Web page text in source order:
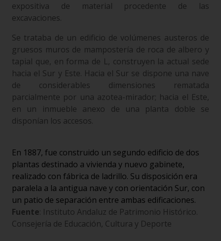
expositiva de material procedente de las
excavaciones.
Se trataba de un edificio de volúmenes austeros de
gruesos muros de mampostería de roca de albero y
tapial que, en forma de L, construyen la actual sede
hacia el Sur y Este. Hacia el Sur se dispone una nave
de considerables dimensiones rematada
parcialmente por una azotea-mirador; hacia el Este,
en un inmueble anexo de una planta doble se
disponían los accesos.
En 1887, fue construido un segundo edificio de dos
plantas destinado a vivienda y nuevo gabinete,
realizado con fábrica de ladrillo. Su disposición era
paralela a la antigua nave y con orientación Sur, con
un patio de separación entre ambas edificaciones.
Fuente: Instituto Andaluz de Patrimonio Histórico.
Consejería de Educación, Cultura y Deporte